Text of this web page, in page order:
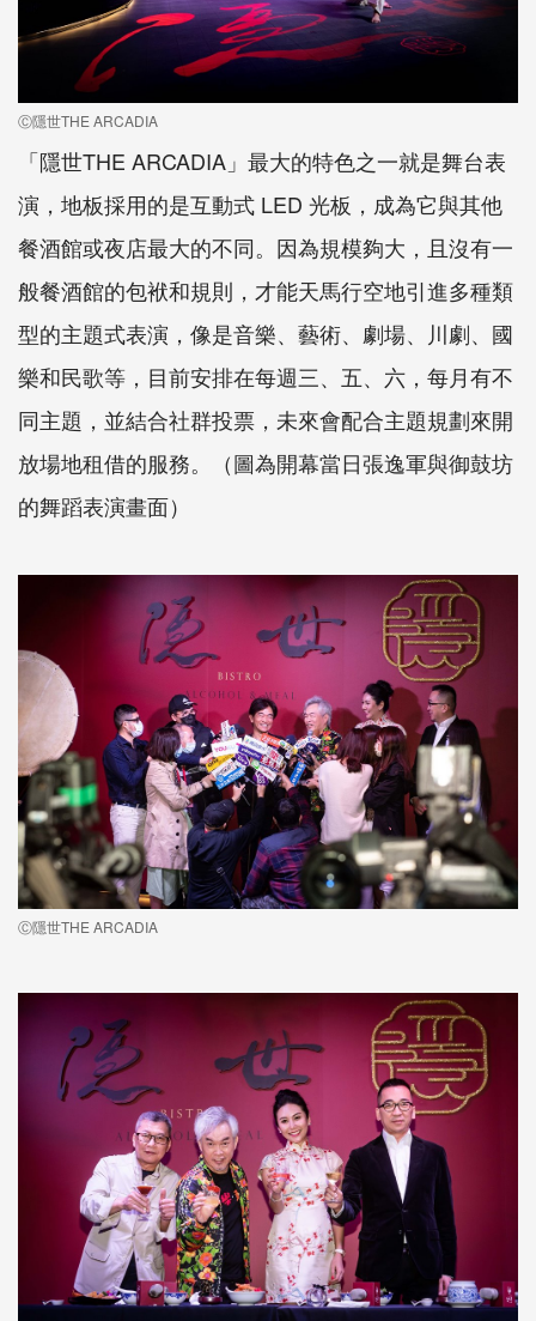
Ⓒ隱世THE ARCADIA
「隱世THE ARCADIA 」最大的特色之一就是舞台表
演，地板採用的是互動式 LED 光板，成為它與其他
餐酒館或夜店最大的不同。因為規模夠大，且沒有一
般餐酒館的包袱和規則，才能天馬行空地引進多種類
型的主題式表演，像是音樂、藝術、劇場、川劇、國
樂和民歌等，目前安排在每週三、五、六，每月有不
同主題，並結合社群投票，未來會配合主題規劃來開
放場地租借的服務。（圖為開幕當日張逸軍與御鼓坊
的舞蹈表演畫面）
Ⓒ隱世THE ARCADIA